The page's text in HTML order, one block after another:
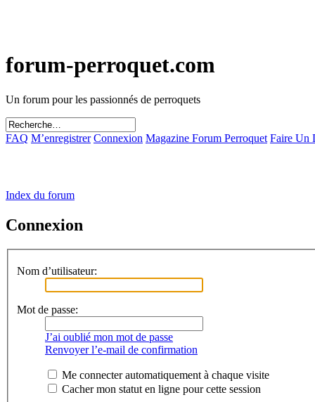
forum-perroquet.com
Un forum pour les passionnés de perroquets
FAQ M’enregistrer Connexion Magazine Forum Perroquet Faire Un
Index du forum
Connexion
Nom d’utilisateur:
Mot de passe:
J’ai oublié mon mot de passe
Renvoyer l’e-mail de confirmation
Me connecter automatiquement à chaque visite
Cacher mon statut en ligne pour cette session